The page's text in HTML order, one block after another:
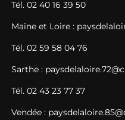
Tél. 02 40 16 39 50
Maine et Loire :
Tél. 02 59 58 04 76
Sarthe :
Tél. 02 43 23 77 37
Vendée :